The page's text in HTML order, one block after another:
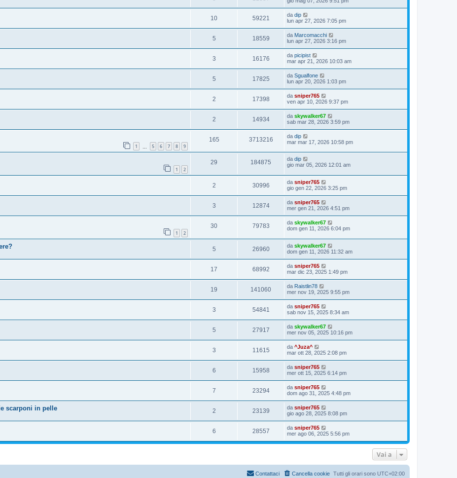
o
10 59221 da dip
lun apr 27, 2026 7:05 pm
5 18559 da Marcomacchi
lun apr 27, 2026 3:16 pm
3 16176 da picipist
mar apr 21, 2026 10:03 am
5 17825 da Sgualfone
lun apr 20, 2026 1:03 pm
2 17398 da sniper765
ven apr 10, 2026 9:37 pm
2 14934 da skywalker67
sab mar 28, 2026 3:59 pm
1 5 6 7 8 9
165 3713216 da dip
mar mar 17, 2026 10:58 pm
1 2
29 184875 da dip
gio mar 05, 2026 12:01 am
2 30996 da sniper765
gio gen 22, 2026 3:25 pm
3 12874 da sniper765
mer gen 21, 2026 4:51 pm
1 2
30 79783 da skywalker67
dom gen 11, 2026 6:04 pm
5 26960 da skywalker67
dom gen 11, 2026 11:32 am
17 68992 da sniper765
mar dic 23, 2025 1:49 pm
19 141060 da Raistlin78
mer nov 19, 2025 9:55 pm
3 54841 da sniper765
sab nov 15, 2025 8:34 am
5 27917 da skywalker67
mer nov 05, 2025 10:16 pm
3 11615 da ^Juza^
mar ott 28, 2025 2:08 pm
6 15958 da sniper765
mer ott 15, 2025 6:14 pm
7 23294 da sniper765
dom ago 31, 2025 4:48 pm
scarponi in pelle 2 23139 da sniper765
gio ago 28, 2025 8:08 pm
6 28557 da sniper765
mer ago 06, 2025 5:56 pm
Vai a
Tutti gli orari sono UTC+02:00
Cancella cookie
Contattaci